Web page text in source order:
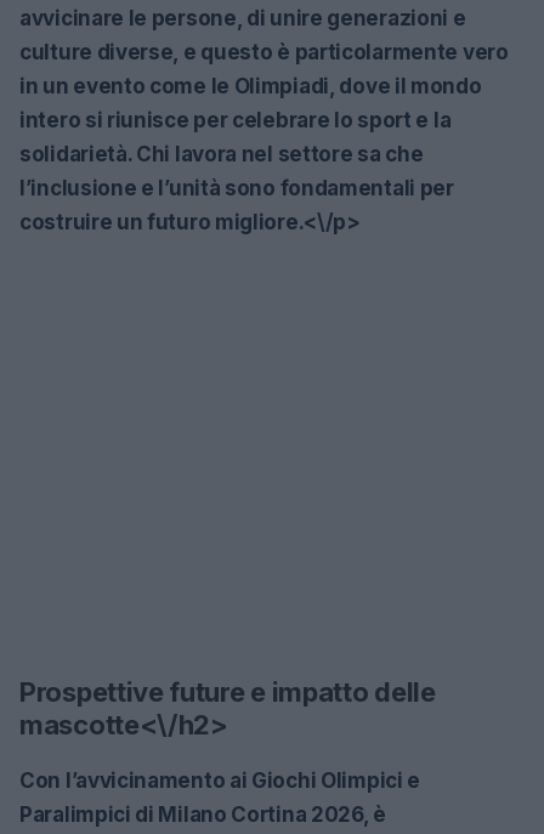
avvicinare le persone, di unire generazioni e
culture diverse, e questo è particolarmente vero
in un evento come le Olimpiadi, dove il mondo
intero si riunisce per celebrare lo sport e la
solidarietà. Chi lavora nel settore sa che
l’inclusione e l’unità sono fondamentali per
costruire un futuro migliore.<\/p>
Prospettive future e impatto delle
mascotte<\/h2>
Con l’avvicinamento ai Giochi Olimpici e
Paralimpici di Milano Cortina 2026, è